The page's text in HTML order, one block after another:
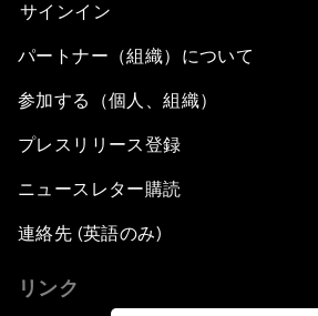
サインイン
パートナー（組織）について
参加する（個人、組織）
プレスリリース登録
ニュースレター購読
連絡先 (英語のみ)
リンク